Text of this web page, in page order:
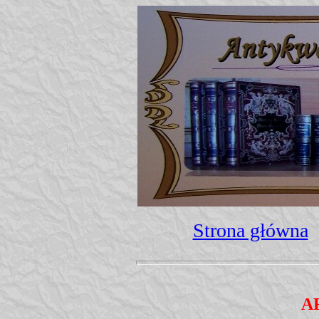
Strona główna